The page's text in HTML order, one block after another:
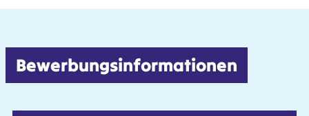
Bewerbungsinfor­ma­tionen